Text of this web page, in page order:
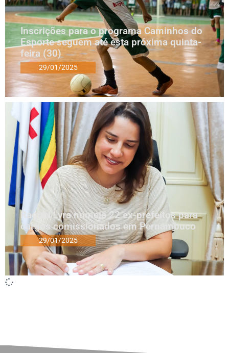
Inscrições para o programa Caminhos do
Esporte seguem até esta próxima quinta-
feira (30)
29/01/2025
Raquel Lyra nomeia 22 ex-prefeitos para
cargos comissionados em Pernambuco
29/01/2025